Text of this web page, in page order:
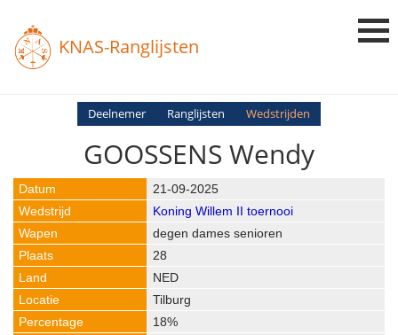
KNAS-Ranglijsten
Login
Ranglijsten
Uitleg en Vragen
Deelnemer Ranglijsten Wedstrijden
GOOSSENS Wendy
21-09-2025
Koning Willem II toernooi
degen dames senioren
28
NED
Tilburg
18%